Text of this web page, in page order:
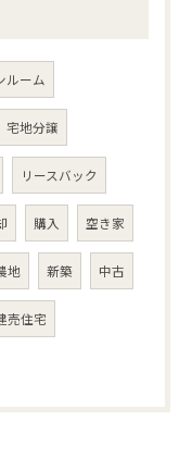
ルーム
宅地分譲
リースバック
購入 空き家
地 新築 中古
売住宅